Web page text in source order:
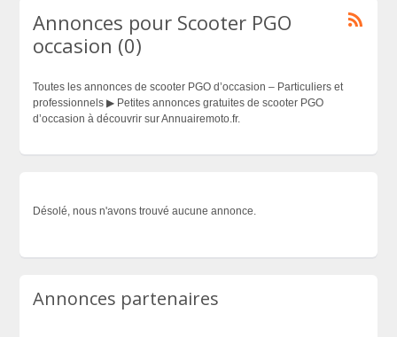
Annonces pour Scooter PGO
occasion (0)
Toutes les annonces de scooter PGO d’occasion – Particuliers et
professionnels ▶ Petites annonces gratuites de scooter PGO
d’occasion à découvrir sur Annuairemoto.fr.
Désolé, nous n'avons trouvé aucune annonce.
Annonces partenaires